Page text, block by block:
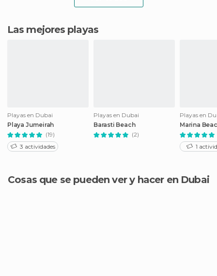
Las mejores playas
Playas en Dubai
Playa Jumeirah
(19)
3 actividades
Playas en Dubai
Barasti Beach
(2)
Playas en
Marina
1
Cosas que se pueden ver y hacer en Dubai